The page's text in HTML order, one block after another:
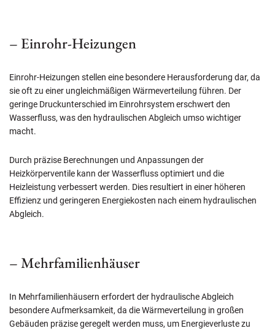
– Einrohr-Heizungen
Einrohr-Heizungen stellen eine besondere Herausforderung dar, da
sie oft zu einer ungleichmäßigen Wärmeverteilung führen. Der
geringe Druckunterschied im Einrohrsystem erschwert den
Wasserfluss, was den hydraulischen Abgleich umso wichtiger
macht.
Durch präzise Berechnungen und Anpassungen der
Heizkörperventile kann der Wasserfluss optimiert und die
Heizleistung verbessert werden. Dies resultiert in einer höheren
Effizienz und geringeren Energiekosten nach einem hydraulischen
Abgleich.
– Mehrfamilienhäuser
In Mehrfamilienhäusern erfordert der hydraulische Abgleich
besondere Aufmerksamkeit, da die Wärmeverteilung in großen
Gebäuden präzise geregelt werden muss, um Energieverluste zu